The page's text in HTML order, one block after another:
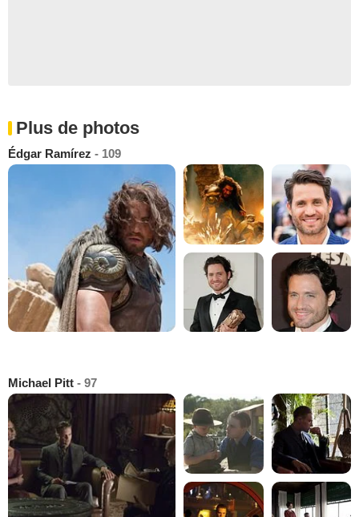
Plus de photos
Édgar Ramírez - 109
Michael Pitt - 97